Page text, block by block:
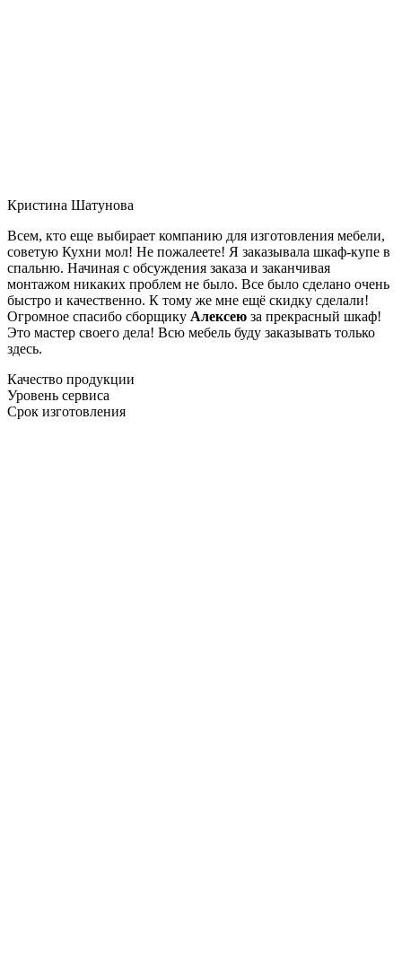
Кристина Шатунова
Всем, кто еще выбирает компанию для изготовления мебели,
советую Кухни мол! Не пожалеете! Я заказывала шкаф-купе в
спальню. Начиная с обсуждения заказа и заканчивая
монтажом никаких проблем не было. Все было сделано очень
быстро и качественно. К тому же мне ещё скидку сделали!
Огромное спасибо сборщику Алексею за прекрасный шкаф!
Это мастер своего дела! Всю мебель буду заказывать только
здесь.
Качество продукции
Уровень сервиса
Срок изготовления